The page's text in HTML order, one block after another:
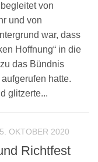
von
und von
war, dass
Hoffnung“ in die
das Bündnis
hatte.
glitzerte...
OKTOBER 2020
Richtfest